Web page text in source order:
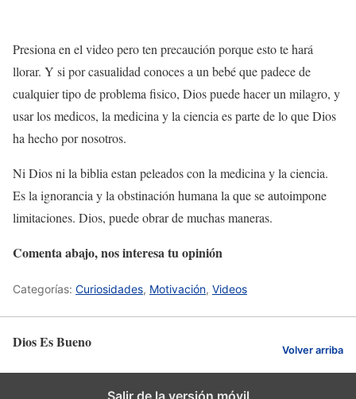
Presiona en el video pero ten precaución porque esto te hará
llorar. Y si por casualidad conoces a un bebé que padece de
cualquier tipo de problema fisico, Dios puede hacer un milagro, y
usar los medicos, la medicina y la ciencia es parte de lo que Dios
ha hecho por nosotros.
Ni Dios ni la biblia estan peleados con la medicina y la ciencia.
Es la ignorancia y la obstinación humana la que se autoimpone
limitaciones. Dios, puede obrar de muchas maneras.
Comenta abajo, nos interesa tu opinión
Categorías: Curiosidades, Motivación, Videos
Dios Es Bueno Volver arriba